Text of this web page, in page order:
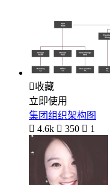
收藏
立即使用
集团组织架构图
 4.6k  350  1